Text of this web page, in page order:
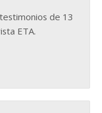
de 13
ETA.